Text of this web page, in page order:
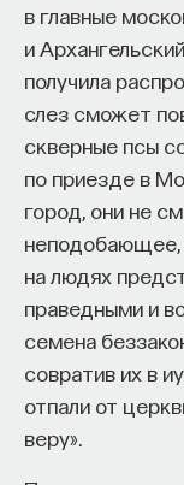
в главные
и
получила
слез сможет
скверные псы
по приезде в
город, они не
неподобающее,
на людях
праведными и
семена
совратив их в
отпали от
веру».